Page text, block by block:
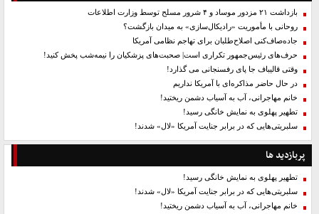
بازداشت ۲۱ مزدور موساد و ۴ شرور مسلح توسط وزارت اطلاعات
روحانی با مأموریت «رادیکال‌سازی» به میدان بازگشت؟
جاده‌صاف‌کنی اصلاح‌طلبان برای تهاجم نظامی آمریکا
حرف‌های رئیس‌جمهور تکراری است| صحبت‌های پزشکیان را نیمه‌شب پخش کنید!
وقتی قالیباف جا پای رفسنجانی می گذارد!
در حال حاضر مذاکره‌ای با آمریکا نداریم
خانم مهاجرانی، آب به آسیاب دشمن ریختید!
تطهیر پهلوی به نمایش خانگی رسید!
سلبریتی‌هایی که در برابر جنایت آمریکا «لال» شدند!
پربازدید ها
تطهیر پهلوی به نمایش خانگی رسید!
سلبریتی‌هایی که در برابر جنایت آمریکا «لال» شدند!
خانم مهاجرانی، آب به آسیاب دشمن ریختید!